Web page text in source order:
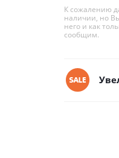
К сожалению
наличии, но
него и как
сообщим.